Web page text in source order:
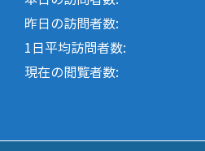
昨日の訪問者数:
1日平均訪問者数:
現在の閲覧者数: